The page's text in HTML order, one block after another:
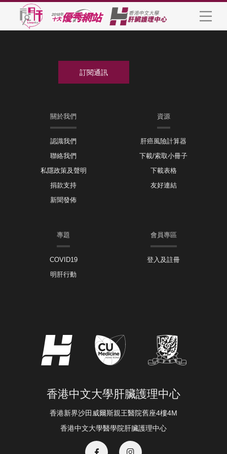
關於我們
認識我們
聯絡我們
私隱政策及聲明
捐款支持
新聞發佈
資源
肝癌風險計算器
下載/索取小冊子
下載表格
友好連結
專題
COVID19
明肝行動
會員專區
登入及註冊
香港中文大學肝臟護理中心
香港新界沙田威爾斯親王醫院舊座4樓4M
香港中文大學醫學院肝臟護理中心